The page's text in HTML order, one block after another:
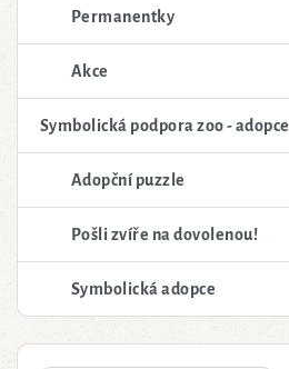
Permanentky
Akce
Symbolická podpora zoo - adopce
Adopční puzzle
Pošli zvíře na dovolenou!
Symbolická adopce